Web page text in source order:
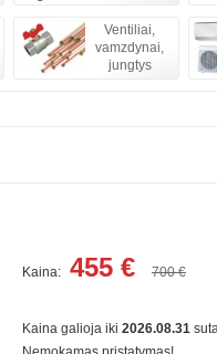
Ventiliai,
vamzdynai,
jungtys
Kaina: 455 € 700 €
Kaina galioja iki 2026.08.31